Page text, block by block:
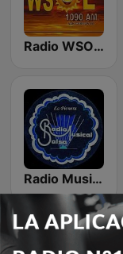
Radio WSOL 1090 AM
Radio Musical La Pionera